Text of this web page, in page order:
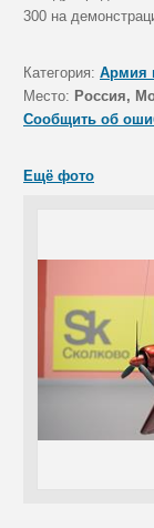
300 на
Категория: Армия
Место: Россия,
Сообщить об
Ещё фото